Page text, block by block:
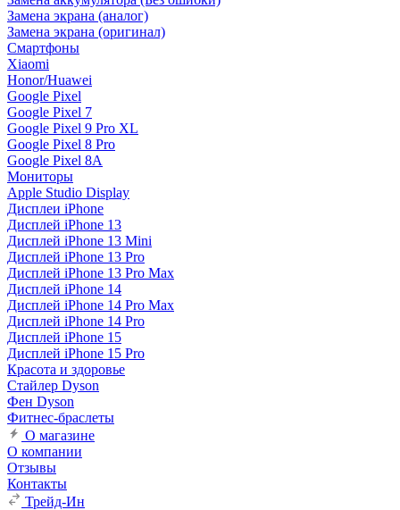
Замена экрана (аналог)
Замена экрана (оригинал)
Смартфоны
Xiaomi
Honor/Huawei
Google Pixel
Google Pixel 7
Google Pixel 9 Pro XL
Google Pixel 8 Pro
Google Pixel 8A
Мониторы
Apple Studio Display
Дисплеи iPhone
Дисплей iPhone 13
Дисплей iPhone 13 Mini
Дисплей iPhone 13 Pro
Дисплей iPhone 13 Pro Max
Дисплей iPhone 14
Дисплей iPhone 14 Pro Max
Дисплей iPhone 14 Pro
Дисплей iPhone 15
Дисплей iPhone 15 Pro
Красота и здоровье
Стайлер Dyson
Фен Dyson
Фитнес-браслеты
О магазине
О компании
Отзывы
Контакты
Трейд-Ин